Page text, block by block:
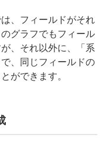
、フィールドがそれ
グラフでもフィール
、それ以外に、「系
、同じフィールドの
ができます。